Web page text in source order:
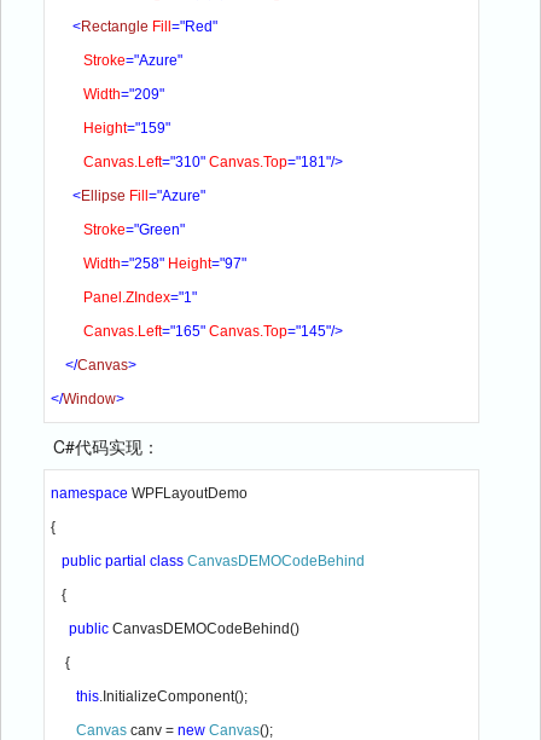
      <
Rectangle Fill ="Red"
Stroke="Azure"
Width="209"
Height="159"
Canvas.Left="310" Canvas.Top="181"/>
      <
Ellipse Fill ="Azure"
Stroke="Green"
Width="258" Height="97"
Panel.ZIndex="1"
Canvas.Left="165" Canvas.Top="145"/>
    </
Canvas>
</Window>
C#代码实现：
namespace WPFLayoutDemo
{
public partial class CanvasDEMOCodeBehind
{
public CanvasDEMOCodeBehind()
    {
this.InitializeComponent();
Canvas canv = new Canvas();